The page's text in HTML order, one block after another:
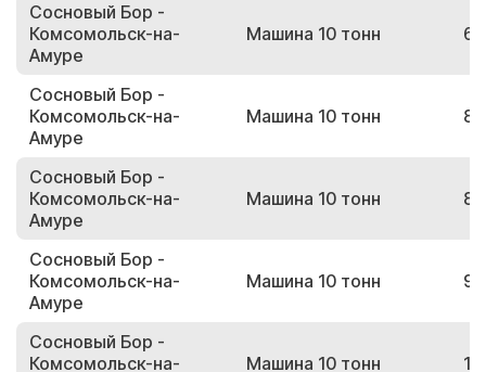
Сосновый Бор -
Комсомольск-на-
Амуре
Машина 10 тонн
Сосновый Бор -
Комсомольск-на-
Амуре
Машина 10 тонн
Сосновый Бор -
Комсомольск-на-
Амуре
Машина 10 тонн
Сосновый Бор -
Комсомольск-на-
Амуре
Машина 10 тонн
Сосновый Бор -
Комсомольск-на-
Машина 10 тонн